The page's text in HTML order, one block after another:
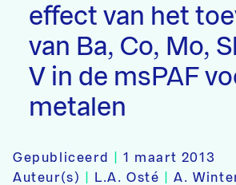
effect van het
van Ba, Co, Mo,
V in de msPAF
metalen
Gepubliceerd |1 maart 2013
Auteur(s)
L.A. Osté |A.